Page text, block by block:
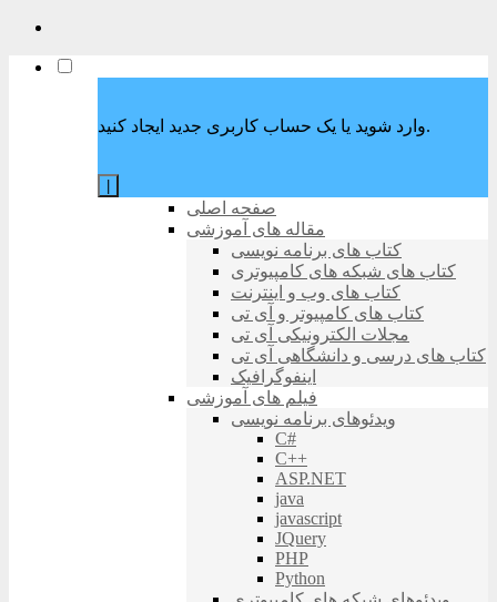
وارد شوید یا یک حساب کاربری جدید ایجاد کنید.
صفحه اصلی
مقاله های آموزشی
کتاب های برنامه نویسی
کتاب های شبکه های کامپیوتری
کتاب های وب و اینترنت
کتاب های کامپیوتر و آی تی
مجلات الکترونیکی آی تی
کتاب های درسی و دانشگاهی آی تی
اینفوگرافیک
فیلم های آموزشی
ویدئوهای برنامه نویسی
C#
C++
ASP.NET
java
javascript
JQuery
PHP
Python